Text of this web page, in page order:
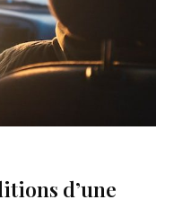
d’une